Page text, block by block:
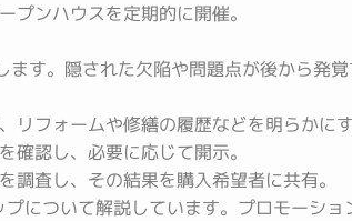
プンハウスを定期的に開催。
す。隠された欠陥や問題点が後から発
リフォームや修繕の履歴などを明らかにす
確認し、必要に応じて開示。
調査し、その結果を購入希望者に共有。
について解説しています。プロモーシ